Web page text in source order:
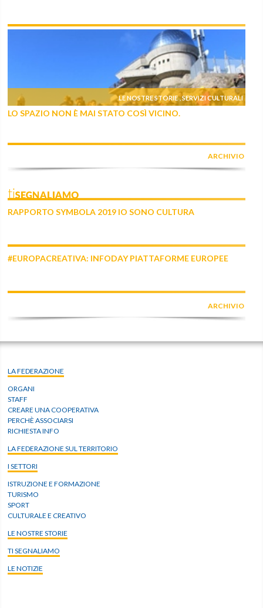
LE NOSTRE STORIE ,SERVIZI CULTURALI
LO SPAZIO NON È MAI STATO COSÌ VICINO.
ARCHIVIO
tiSEGNALIAMO
RAPPORTO SYMBOLA 2019 IO SONO CULTURA
#EUROPACREATIVA: INFODAY PIATTAFORME EUROPEE
ARCHIVIO
LA FEDERAZIONE
ORGANI
STAFF
CREARE UNA COOPERATIVA
PERCHÈ ASSOCIARSI
RICHIESTA INFO
LA FEDERAZIONE SUL TERRITORIO
I SETTORI
ISTRUZIONE E FORMAZIONE
TURISMO
SPORT
CULTURALE E CREATIVO
LE NOSTRE STORIE
TI SEGNALIAMO
LE NOTIZIE